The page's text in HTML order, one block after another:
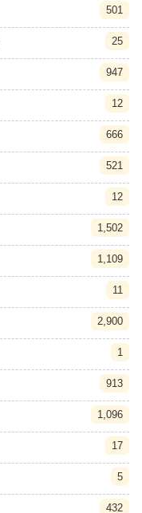
501
25
947
12
666
521
12
1,502
1,109
11
2,900
1
913
1,096
17
5
432